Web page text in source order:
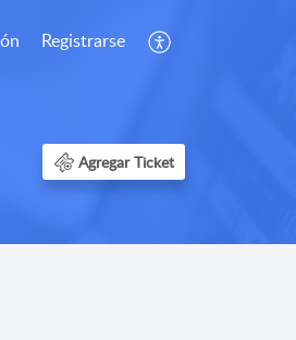
Registrarse
Agregar Ticket